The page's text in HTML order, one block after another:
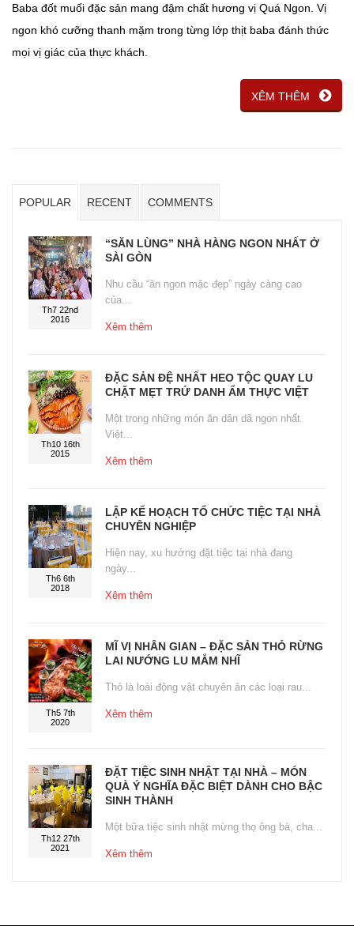
Baba đốt muối đặc sản mang đậm chất hương vị Quá Ngon. Vị
ngon khó cưỡng thanh mặm trong từng lớp thịt baba đánh thức
mọi vị giác của thực khách.
XÊM THÊM
POPULAR RECENT COMMENTS
Th7 22nd
2016
“SĂN LÙNG” NHÀ HÀNG NGON NHẤT Ở
SÀI GÒN
Nhu cầu “ăn ngon mặc đẹp” ngày càng cao
của...
Xêm thêm
Th10 16th
2015
ĐẶC SẢN ĐỆ NHẤT HEO TỘC QUAY LU
CHẶT MẸT TRỨ DANH ẨM THỰC VIỆT
Một trong những món ăn dân dã ngon nhất
Việt...
Xêm thêm
Th6 6th
2018
LẬP KẾ HOẠCH TỔ CHỨC TIỆC TẠI NHÀ
CHUYÊN NGHIỆP
Hiện nay, xu hướng đặt tiệc tại nhà đang
ngày...
Xêm thêm
Th5 7th
2020
MĨ VỊ NHÂN GIAN – ĐẶC SẢN THỎ RỪNG
LAI NƯỚNG LU MẮM NHĨ
Thỏ là loài động vật chuyên ăn các loại rau...
Xêm thêm
Th12 27th
2021
ĐẶT TIỆC SINH NHẬT TẠI NHÀ – MÓN
QUÀ Ý NGHĨA ĐẶC BIỆT DÀNH CHO BẬC
SINH THÀNH
Một bữa tiệc sinh nhật mừng thọ ông bà, cha...
Xêm thêm